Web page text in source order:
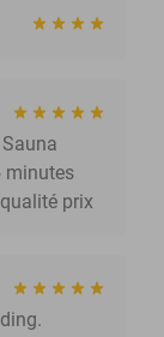
minutes
prix